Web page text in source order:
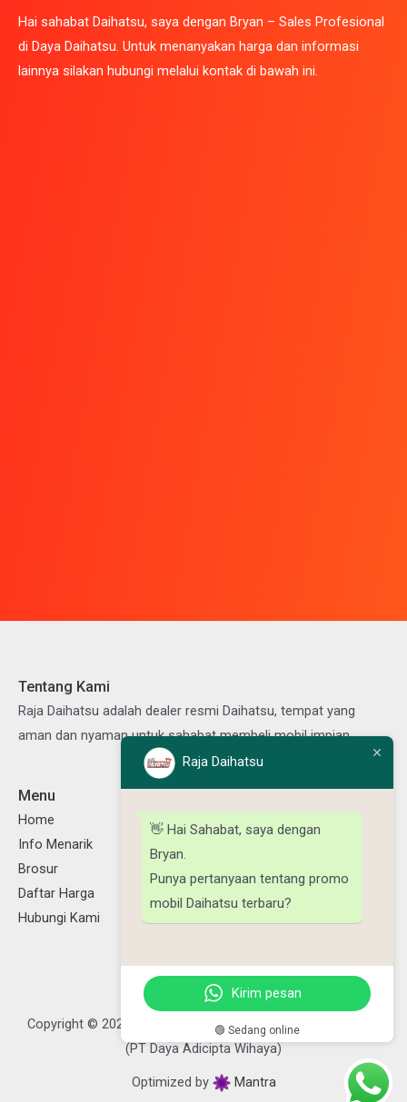
Hai sahabat Daihatsu, saya dengan Bryan – Sales Profesional
di Daya Daihatsu. Untuk menanyakan harga dan informasi
lainnya silakan hubungi melalui kontak di bawah ini.
Tentang Kami
Raja Daihatsu adalah dealer resmi Daihatsu, tempat yang
aman dan nyaman untuk sahabat membeli mobil impian.
Menu
Home
Info Menarik
Brosur
Daftar Harga
Hubungi Kami
Copyright © 2026 Raja Daihatsu, Powered by Daya Daihatsu
(PT Daya Adicipta Wihaya)
Optimized by Mantra
Raja Daihatsu
👋 Hai Sahabat, saya dengan
Bryan.
Punya pertanyaan tentang promo
mobil Daihatsu terbaru?
Kirim pesan
🟢 Sedang online